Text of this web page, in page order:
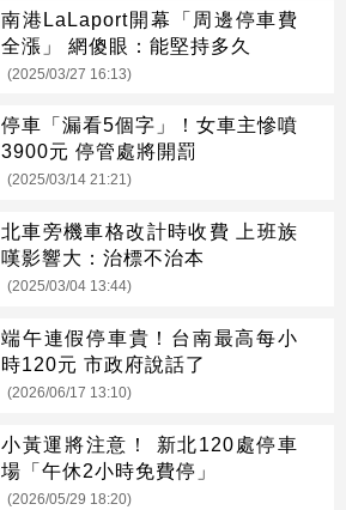
南港LaLaport開幕「周邊停車費
全漲」 網傻眼：能堅持多久
(2025/03/27 16:13)
停車「漏看5個字」！女車主慘噴
3900元 停管處將開罰
(2025/03/14 21:21)
北車旁機車格改計時收費 上班族
嘆影響大：治標不治本
(2025/03/04 13:44)
端午連假停車貴！台南最高每小
時120元 市政府說話了
(2026/06/17 13:10)
小黃運將注意！ 新北120處停車
場「午休2小時免費停」
(2026/05/29 18:20)